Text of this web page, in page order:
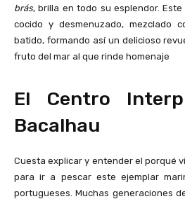
brás, brilla en todo su esplendor.
cocido y desmenuzado, mezclado
batido, formando así un delicioso
fruto del mar al que rinde homenaje
El Centro
Bacalhau
Cuesta explicar y entender el porqué
para ir a pescar este ejemplar
portugueses. Muchas generaciones